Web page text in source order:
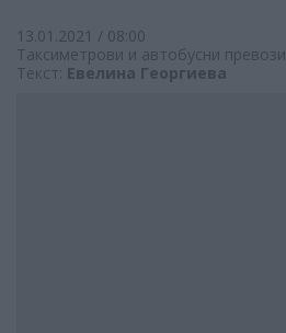
13.01.2021 / 08:00
Таксиметрови и автобусни превози
Текст: Евелина Георгиева